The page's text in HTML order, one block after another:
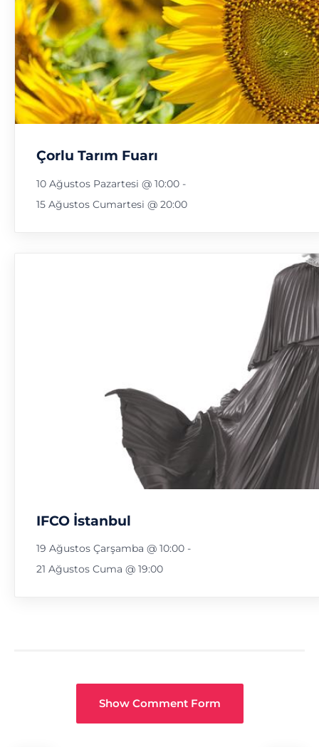
Çorlu Tarım Fuarı
10 Ağustos Pazartesi @ 10:00 -
15 Ağustos Cumartesi @ 20:00
IFCO İstanbul
19 Ağustos Çarşamba @ 10:00 -
21 Ağustos Cuma @ 19:00
Show Comment Form